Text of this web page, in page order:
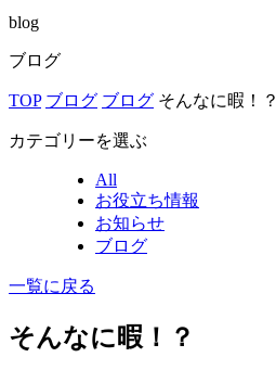
blog
ブログ
TOP ブログ ブログ そんなに暇！？
カテゴリーを選ぶ
All
お役立ち情報
お知らせ
ブログ
一覧に戻る
そんなに暇！？